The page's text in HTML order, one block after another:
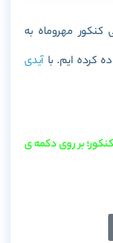
مهروماهبه
آیدی
بر روی دکمه ی